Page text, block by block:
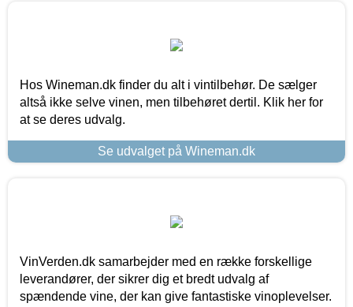
Hos Wineman.dk finder du alt i vintilbehør. De sælger
altså ikke selve vinen, men tilbehøret dertil. Klik her for
at se deres udvalg.
Se udvalget på Wineman.dk
VinVerden.dk samarbejder med en række forskellige
leverandører, der sikrer dig et bredt udvalg af
spændende vine, der kan give fantastiske vinoplevelser.